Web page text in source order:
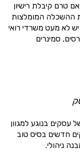
טרם קיבלת רישיון
ההשכלה המומלצות
לא מעט משרדי רואי
סמינרים
עסקים בנוגע למגוון
חדשים בסיס טוב
ניהולי.